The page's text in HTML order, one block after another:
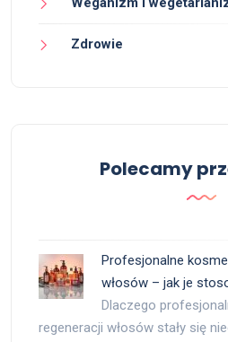
Zdrowie
Polecamy
Profesjonalne
włosów – jak je
Dlaczego
regeneracji włosów stały się